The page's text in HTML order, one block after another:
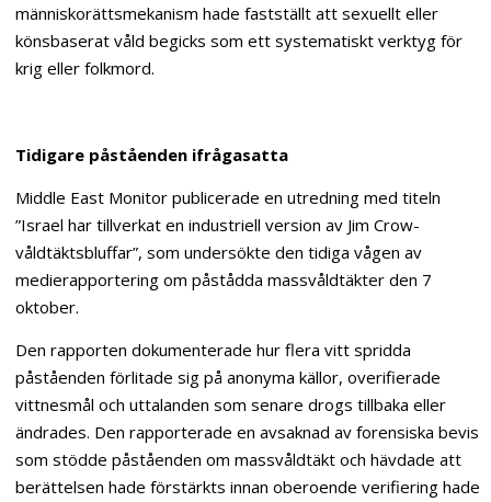
människorättsmekanism hade fastställt att sexuellt eller
könsbaserat våld begicks som ett systematiskt verktyg för
krig eller folkmord.
Tidigare påståenden ifrågasatta
Middle East Monitor publicerade en utredning med titeln
”Israel har tillverkat en industriell version av Jim Crow-
våldtäktsbluffar”, som undersökte den tidiga vågen av
medierapportering om påstådda massvåldtäkter den 7
oktober.
Den rapporten dokumenterade hur flera vitt spridda
påståenden förlitade sig på anonyma källor, overifierade
vittnesmål och uttalanden som senare drogs tillbaka eller
ändrades. Den rapporterade en avsaknad av forensiska bevis
som stödde påståenden om massvåldtäkt och hävdade att
berättelsen hade förstärkts innan oberoende verifiering hade